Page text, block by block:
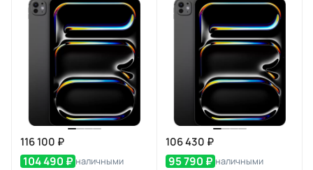
116 100 ₽
104 490 ₽ наличными
106 430 ₽
95 790 ₽ наличными